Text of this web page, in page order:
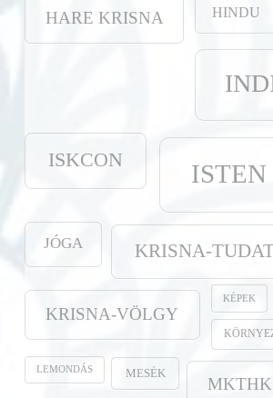
HARE KRISNA HINDU
ISKCON ISTEN
JÓGA KRISNA-
KRISNA-VÖLGY
KÉPEK
LEMONDÁS MESÉK
MKTHK